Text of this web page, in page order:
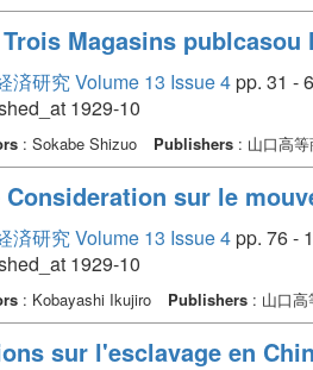
Magasins publcasou
済研究 Volume 13 Issue 4pp. 31 -
1929-10
: Sokabe Shizuo Publishers: 山口高等
Consideration sur le
済研究 Volume 13 Issue 4pp. 76 -
1929-10
: Kobayashi Ikujiro Publishers: 山口高
sur l'esclavage en